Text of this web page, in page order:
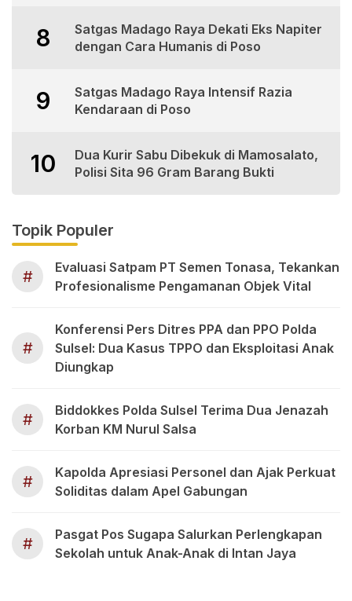
8
Satgas Madago Raya Dekati Eks Napiter
dengan Cara Humanis di Poso
9
Satgas Madago Raya Intensif Razia
Kendaraan di Poso
10
Dua Kurir Sabu Dibekuk di Mamosalato,
Polisi Sita 96 Gram Barang Bukti
Topik Populer
#
Evaluasi Satpam PT Semen Tonasa, Tekankan
Profesionalisme Pengamanan Objek Vital
#
Konferensi Pers Ditres PPA dan PPO Polda
Sulsel: Dua Kasus TPPO dan Eksploitasi Anak
Diungkap
#
Biddokkes Polda Sulsel Terima Dua Jenazah
Korban KM Nurul Salsa
#
Kapolda Apresiasi Personel dan Ajak Perkuat
Soliditas dalam Apel Gabungan
#
Pasgat Pos Sugapa Salurkan Perlengkapan
Sekolah untuk Anak-Anak di Intan Jaya